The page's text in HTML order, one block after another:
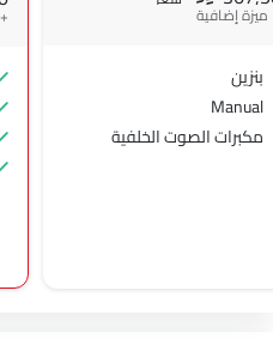
بنزين
Manual
مكبرات الصوت الخلفية
+ 2 ميزة إضافية